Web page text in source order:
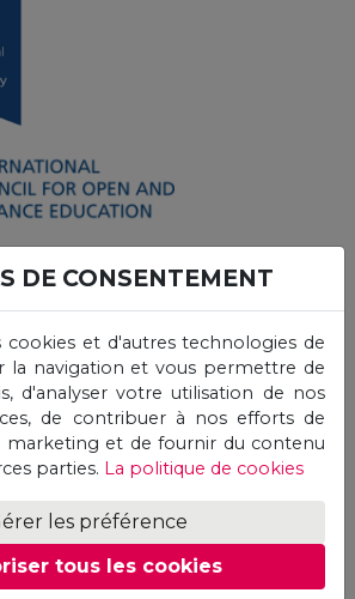
DE CONSENTEMENT
cookies et d'autres technologies de
la navigation et vous permettre de
d'analyser votre utilisation de nos
de contribuer à nos efforts de
et de fournir du contenu
parties. La politique de cookies
les préférence
tous les cookies